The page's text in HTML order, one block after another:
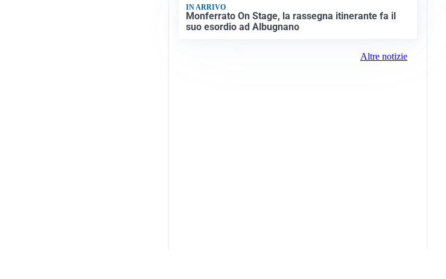
IN ARRIVO
Monferrato On Stage, la rassegna itinerante fa il
suo esordio ad Albugnano
Altre notizie